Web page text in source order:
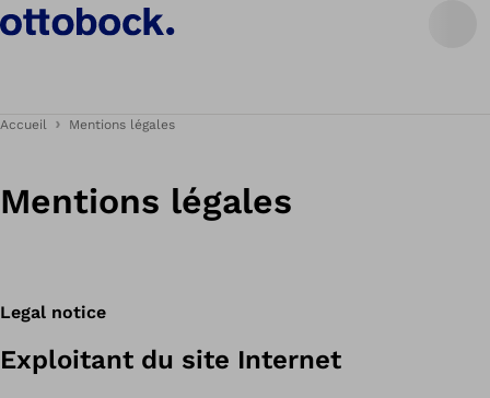
Accueil Mentions légales
Mentions légales
Legal notice
Exploitant du site Internet